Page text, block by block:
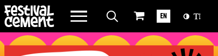
WAT WE DOEN
OVER CEMENT
EN